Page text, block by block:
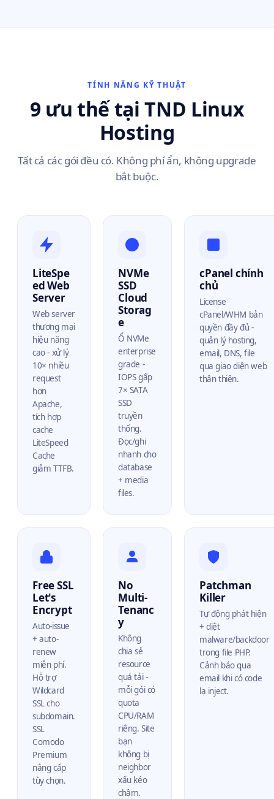
TÍNH NĂNG KỸ THUẬT
9 ưu thế tại TND Linux
Hosting
Tất cả các gói đều có. Không phí ẩn, không upgrade
bắt buộc.
LiteSpe
ed Web
Server
Web server
thương mại
hiệu năng
cao - xử lý
10× nhiều
request
hơn
Apache,
tích hợp
cache
LiteSpeed
Cache
giảm TTFB.
NVMe
SSD
Cloud
Storag
e
Ổ NVMe
enterprise
grade -
IOPS gấp
7× SATA
SSD
truyền
thống.
Đọc/ghi
nhanh cho
database
+ media
files.
cPanel chính
chủ
License
cPanel/WHM bản
quyền đầy đủ -
quản lý hosting,
email, DNS, file
qua giao diện web
thân thiện.
Free SSL
Let's
Encrypt
Auto-issue
+ auto-
renew
miễn phí.
Hỗ trợ
Wildcard
SSL cho
subdomain.
SSL
Comodo
Premium
nâng cấp
tùy chọn.
No
Multi-
Tenanc
y
Không
chia sẻ
resource
quá tải -
mỗi gói có
quota
CPU/RAM
riêng. Site
bạn
không bị
neighbor
xấu kéo
chậm.
Patchman
Killer
Tự động phát hiện
+ diệt
malware/backdoor
trong file PHP.
Cảnh báo qua
email khi có code
lạ inject.